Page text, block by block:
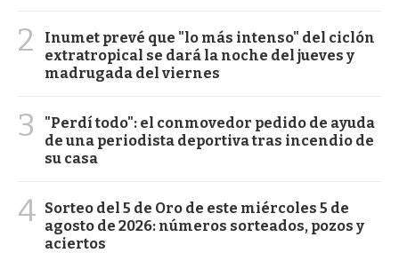
2
Inumet prevé que "lo más intenso" del ciclón
extratropical se dará la noche del jueves y
madrugada del viernes
3
"Perdí todo": el conmovedor pedido de ayuda
de una periodista deportiva tras incendio de
su casa
4 Sorteo del 5 de Oro de este miércoles 5 de
agosto de 2026: números sorteados, pozos y
aciertos